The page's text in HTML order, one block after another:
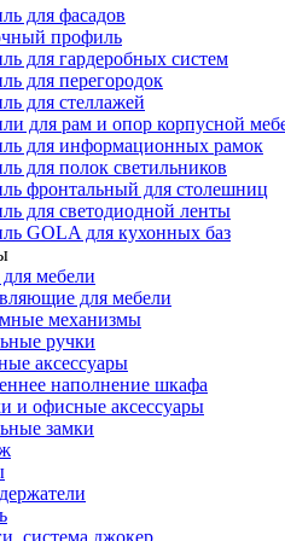
для фасадов
профиль
для гардеробных систем
для перегородок
для стеллажей
для рам и опор корпусной
для информационных рамок
для полок светильников
фронтальный для столешниц
для светодиодной ленты
GOLA для кухонных баз
мебели
для мебели
механизмы
ручки
аксессуары
наполнение шкафа
и офисные аксессуары
замки
система джокер